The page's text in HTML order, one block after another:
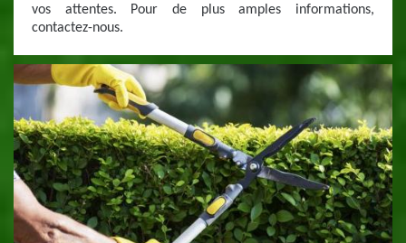
vos attentes. Pour de plus amples informations,
contactez-nous.